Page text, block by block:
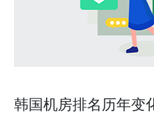
韩国机房排名历年变